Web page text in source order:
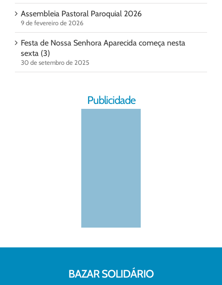
Assembleia Pastoral Paroquial 2026
9 de fevereiro de 2026
Festa de Nossa Senhora Aparecida começa nesta
sexta (3)
30 de setembro de 2025
Publicidade
BAZAR SOLIDÁRIO